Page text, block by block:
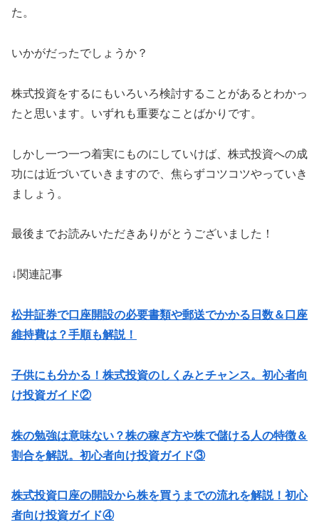
た。
いかがだったでしょうか？
株式投資をするにもいろいろ検討することがあるとわかっ
たと思います。いずれも重要なことばかりです。
しかし一つ一つ着実にものにしていけば、株式投資への成
功には近づいていきますので、焦らずコツコツやっていき
ましょう。
最後までお読みいただきありがとうございました！
↓関連記事
松井証券で口座開設の必要書類や郵送でかかる日数＆口座
維持費は？手順も解説！
子供にも分かる！株式投資のしくみとチャンス。初心者向
け投資ガイド②
株の勉強は意味ない？株の稼ぎ方や株で儲ける人の特徴＆
割合を解説。初心者向け投資ガイド③
株式投資口座の開設から株を買うまでの流れを解説！初心
者向け投資ガイド④